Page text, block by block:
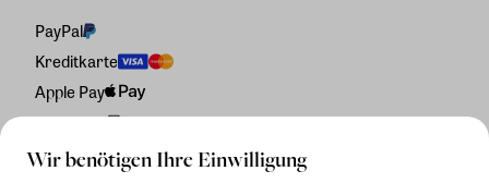
Wir benötigen Ihre Einwilligung
PayPal
Kreditkarte
Apple Pay
Rechnung